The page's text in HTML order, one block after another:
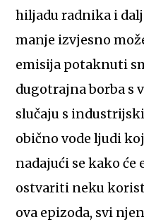
hiljadu radnika i
manje izvjesno
emisija potaknuti
dugotrajna borba s
slučaju s
obično vode ljudi
nadajući se kako
ostvariti neku
ova epizoda, svi